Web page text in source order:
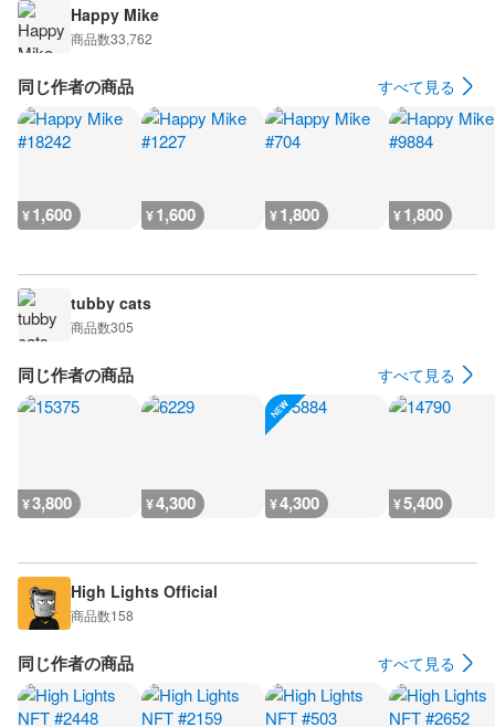
Happy Mike
商品数33,762
同じ作者の商品 すべて見る
¥1,600 ¥1,600 ¥1,800 ¥1,800
tubby cats
商品数305
同じ作者の商品 すべて見る
¥3,800 ¥4,300 ¥4,300 ¥5,400
High Lights Official
商品数158
同じ作者の商品 すべて見る